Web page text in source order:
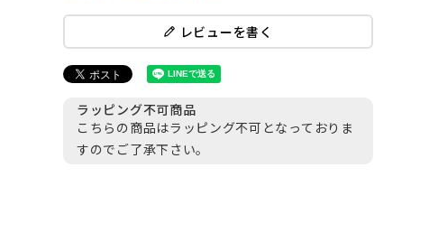
レビューを書く
ラッピング不可商品
こちらの商品はラッピング不可となっておりま
すのでご了承下さい。